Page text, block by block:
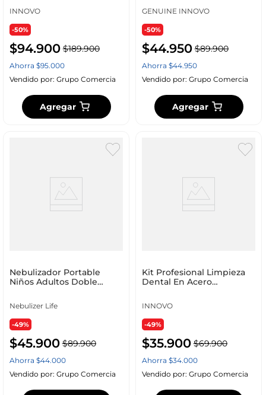
Reafirmante Piel Frio
Calor
INNOVO
-50%
$94.900 $189.900
Ahorra $95.000
Vendido por: Grupo Comercia
Agregar
Blanco 5v 5v Blanco
GENUINE INNOVO
-50%
$44.950 $89.900
Ahorra $44.950
Vendido por: Grupo Comercia
Agregar
Nebulizador Portable
Niños Adultos Doble
Nebulizer Life
-49%
$45.900 $89.900
Ahorra $44.000
Vendido por: Grupo Comercia
Kit Profesional Limpieza
Dental En Acero
Premium
INNOVO
-49%
$35.900 $69.900
Ahorra $34.000
Vendido por: Grupo Comercia